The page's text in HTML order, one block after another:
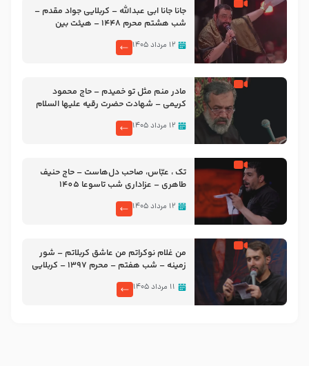
جانا جانا ابی عبدالله – کربلایی جواد مقدم –
شب هشتم محرم 1448 – هیئت بین
۱۲ مرداد ۱۴۰۵
مادر منم مثل تو خمیدم – حاج محمود
کریمی – شهادت حضرت رقیه علیها السلام
۱۲ مرداد ۱۴۰۵
تک ، عبّاس، صاحب دل‌هاست – حاج حنیف
طاهری – عزاداری شب تاسوعا 1405
۱۲ مرداد ۱۴۰۵
من غلام نوکراتم من عاشق کربلاتم – شور
زمینه – شب هفتم – محرم 1397 – کربلایی
۱۱ مرداد ۱۴۰۵